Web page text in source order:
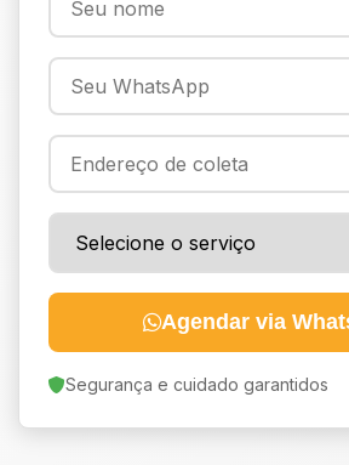
Agendar via
Segurança e cuidado garantidos